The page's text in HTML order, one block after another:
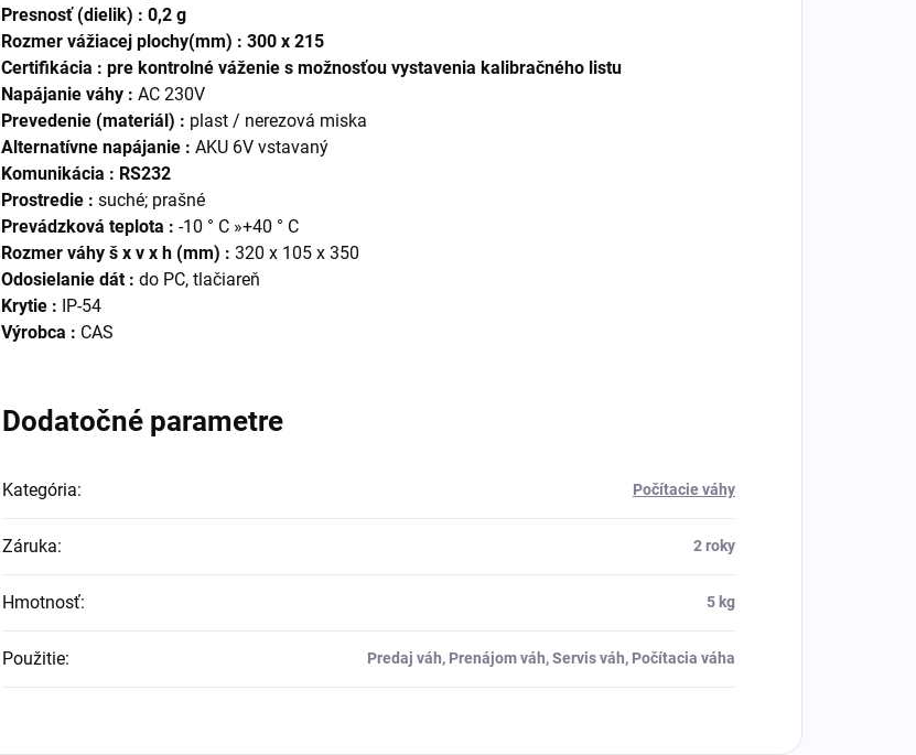
Presnosť (dielik) : 0,2 g
Rozmer vážiacej plochy(mm) : 300 x 215
Certifikácia : pre kontrolné váženie s možnosťou vystavenia kalibračného listu
Napájanie váhy : AC 230V
Prevedenie (materiál) : plast / nerezová miska
Alternatívne napájanie : AKU 6V vstavaný
Komunikácia : RS232
Prostredie : suché; prašné
Prevádzková teplota : -10 ° C »+40 ° C
Rozmer váhy š x v x h (mm) : 320 x 105 x 350
Odosielanie dát : do PC, tlačiareň
Krytie : IP-54
Výrobca : CAS
Dodatočné parametre
Kategória: Počítacie váhy
Záruka: 2 roky
Hmotnosť: 5 kg
Použitie: Predaj váh, Prenájom váh, Servis váh, Počítacia váha